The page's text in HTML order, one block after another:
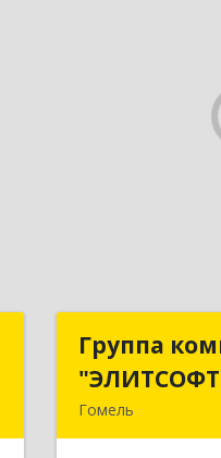
Группа
Гомель